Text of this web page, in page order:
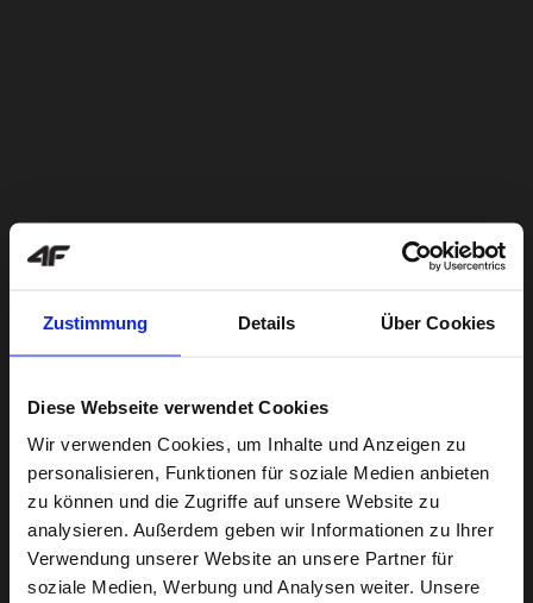
Zustimmung Details Über Cookies
Diese Webseite verwendet Cookies
Wir verwenden Cookies, um Inhalte und Anzeigen zu
personalisieren, Funktionen für soziale Medien anbieten
zu können und die Zugriffe auf unsere Website zu
analysieren. Außerdem geben wir Informationen zu Ihrer
Verwendung unserer Website an unsere Partner für
soziale Medien, Werbung und Analysen weiter. Unsere